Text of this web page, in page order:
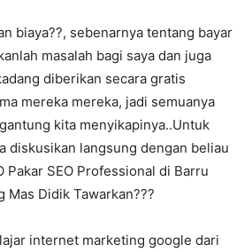
biaya??, sebenarnya tentang bayar
masalah bagi saya dan juga
diberikan secara gratis
mereka mereka, jadi semuanya
kita menyikapinya..Untuk
diskusikan langsung dengan beliau
Pakar SEO Professional di Barru
Mas Didik Tawarkan???
internet marketing google dari